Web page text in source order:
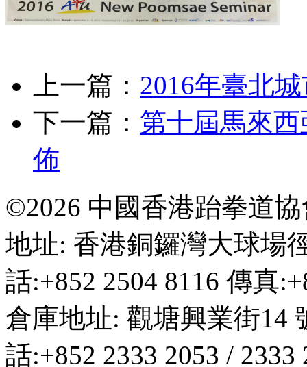
上一篇： 2016年臺北
下一篇： 第十屆馬來
佈
©2026 中國香港跆拳道
地址: 香港銅鑼灣大球場
話:+852 2504 8116 傳真
倉庫地址: 觀塘興業街14
話:+852 2333 2053 /